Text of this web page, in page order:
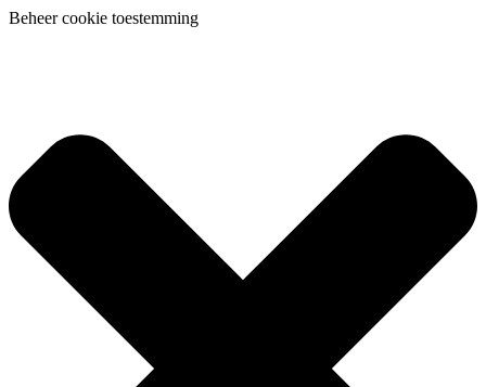
Beheer cookie toestemming